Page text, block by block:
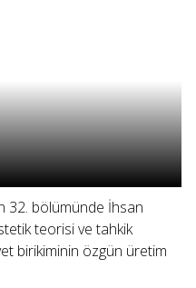
32. bölümünde İhsan
teorisi ve tahkik
birikiminin özgün üretim